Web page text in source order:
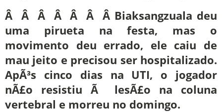
Â Â Â Â Â Â Â Biaksangzuala deu
uma pirueta na festa, mas o
movimento deu errado, ele caiu de
mau jeito e precisou ser hospitalizado.
ApÃ³s cinco dias na UTI, o jogador
nÃ£o resistiu Ã lesÃ£o na coluna
vertebral e morreu no domingo.